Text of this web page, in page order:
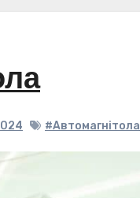
#Автомагнітола